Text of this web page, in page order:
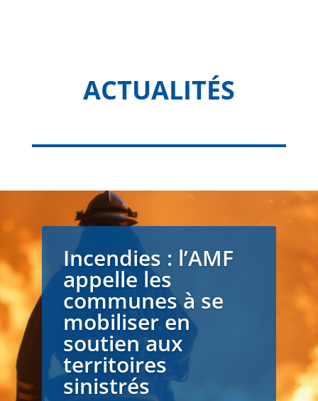
ACTUALITÉS
Incendies : l’AMF
appelle les
communes à se
mobiliser en
soutien aux
territoires
sinistrés